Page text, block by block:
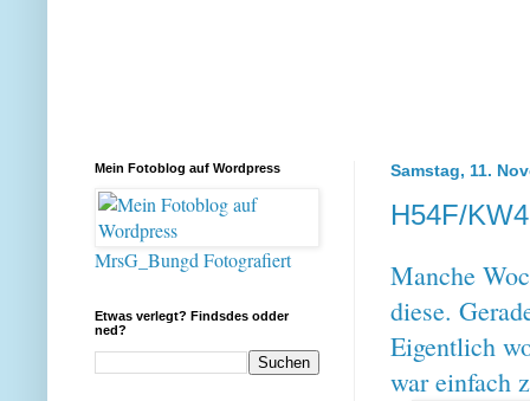
Samstag, 11.
H54F/
Manche
diese.
Eigentlich
war einfach
Mein Fotoblog auf Wordpress
MrsG_Bungd Fotografiert
Etwas verlegt? Findsdes odder
ned?